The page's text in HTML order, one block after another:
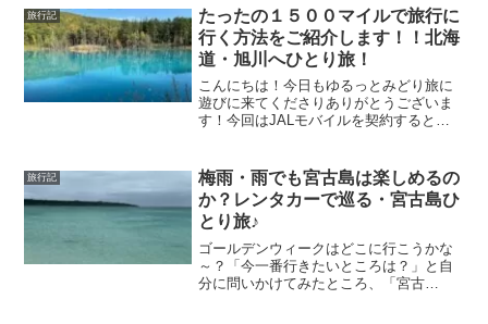
にバスで向かいます！２日目の記事はこ
ちらから！👇
旅行記
たったの１５００マイルで旅行に
行く方法をご紹介します！！北海
道・旭川へひとり旅！
こんにちは！今日もゆるっとみどり旅に
遊びに来てくださりありがとうございま
す！今回はJALモバイルを契約するとも
してみました。たったの１５００マイル
で往復航空券が手に入るなんてお得すぎ
ます！！みなさんもぜひJALモバイルを
使ってお得なクーポンを手に入れてくだ
さいね！
旅行記
梅雨・雨でも宮古島は楽しめるの
か？レンタカーで巡る・宮古島ひ
とり旅♪
ゴールデンウィークはどこに行こうかな
～？「今一番行きたいところは？」と自
分に問いかけてみたところ、「宮古